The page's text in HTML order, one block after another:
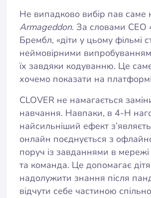
Не випадково вибір пав саме
Armageddon. За словами
Брембл, «діти у цьому фільмі
неймовірними
їх завдяки кодуванню. Це
хочемо показати на
CLOVER не намагається
навчання. Навпаки, в 4-H
найсильніший ефект
онлайн поєднується з
поруч із завданнями в
та команда. Це допомагає
надолужити знання після
відчути себе частиною